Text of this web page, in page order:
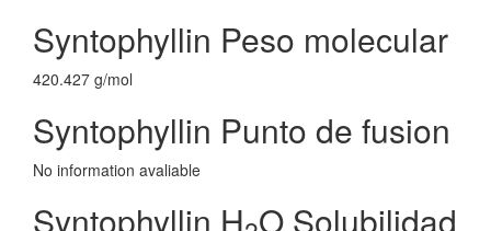
Syntophyllin Peso molecular
420.427 g/mol
Syntophyllin Punto de fusion
No information avaliable
Syntophyllin H O Solubilidad